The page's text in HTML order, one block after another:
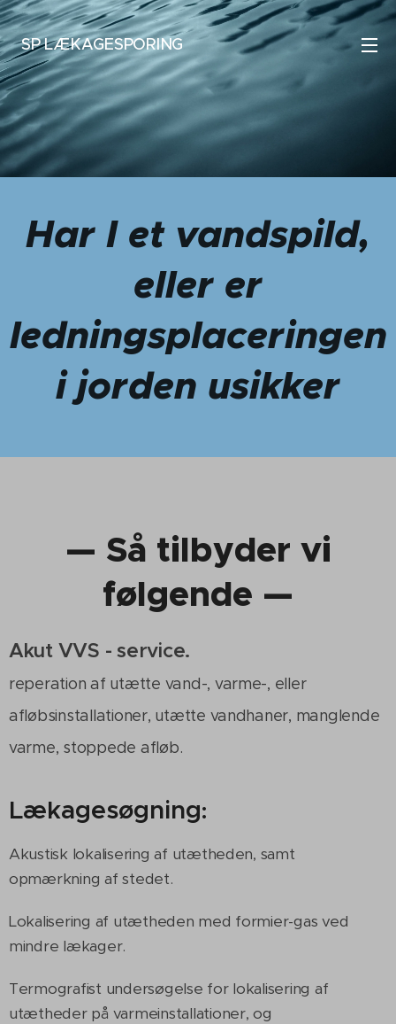
SP LÆKAGESPORING
LÆKAGESPORING
Har I et vandspild,
eller er
ledningsplaceringen
i jorden usikker
— Så tilbyder vi
følgende —
Akut VVS - service.
reperation af utætte vand-, varme-, eller
afløbsinstallationer, utætte vandhaner, manglende
varme, stoppede afløb.
Lækagesøgning:
Akustisk lokalisering af utætheden, samt
opmærkning af stedet.
Lokalisering af utætheden med formier-gas ved
mindre lækager.
Termografist undersøgelse for lokalisering af
utætheder på varmeinstallationer, og